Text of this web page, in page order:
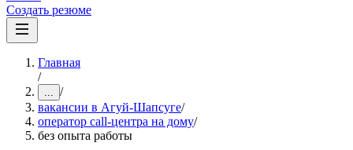
Создать резюме
Главная
/
... /
вакансии в Агуй-Шапсуге/
оператор call-центра на дому/
без опыта работы